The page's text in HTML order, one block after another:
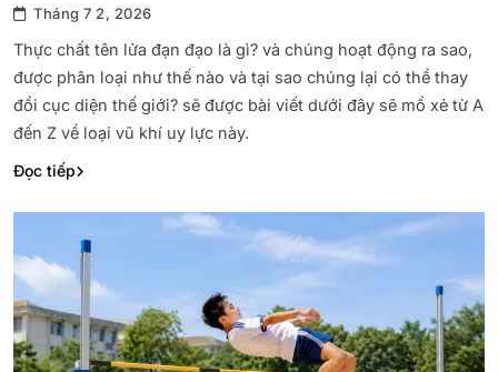
Tháng 7 2, 2026
Thực chất tên lửa đạn đạo là gì? và chúng hoạt động ra sao,
được phân loại như thế nào và tại sao chúng lại có thể thay
đổi cục diện thế giới? sẽ được bài viết dưới đây sẽ mổ xẻ từ A
đến Z về loại vũ khí uy lực này.
Đọc tiếp